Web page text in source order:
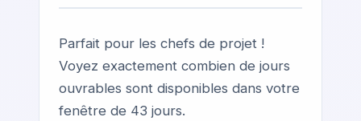
Parfait pour les chefs de projet !
Voyez exactement combien de jours
ouvrables sont disponibles dans votre
fenêtre de 43 jours.